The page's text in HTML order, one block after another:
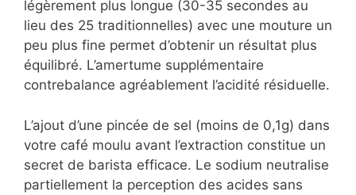
légèrement plus longue (30-35 secondes au
lieu des 25 traditionnelles) avec une mouture un
peu plus fine permet d’obtenir un résultat plus
équilibré. L’amertume supplémentaire
contrebalance agréablement l’acidité résiduelle.
L’ajout d’une pincée de sel (moins de 0,1g) dans
votre café moulu avant l’extraction constitue un
secret de barista efficace. Le sodium neutralise
partiellement la perception des acides sans